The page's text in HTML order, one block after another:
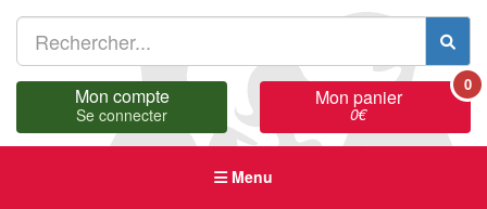
Mon compte
Se connecter
Mon panier
0€
0
Menu